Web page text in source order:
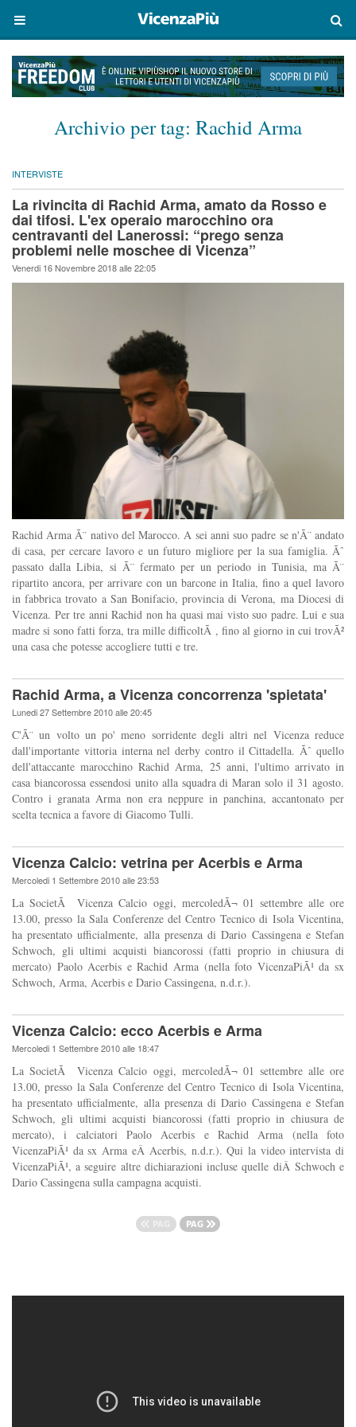
Archivio per tag: Rachid Arma
INTERVISTE
La rivincita di Rachid Arma, amato da Rosso e
dai tifosi. L'ex operaio marocchino ora
centravanti del Lanerossi: “prego senza
problemi nelle moschee di Vicenza”
Venerdi 16 Novembre 2018 alle 22:05
Rachid Arma Ã¨ nativo del Marocco. A sei anni suo padre se n'Ã¨ andato
di casa, per cercare lavoro e un futuro migliore per la sua famiglia. Ãˆ
passato dalla Libia, si Ã¨ fermato per un periodo in Tunisia, ma Ã¨
ripartito ancora, per arrivare con un barcone in Italia, fino a quel lavoro
in fabbrica trovato a San Bonifacio, provincia di Verona, ma Diocesi di
Vicenza. Per tre anni Rachid non ha quasi mai visto suo padre. Lui e sua
madre si sono fatti forza, tra mille difficoltÃ , fino al giorno in cui trovÃ²
una casa che potesse accogliere tutti e tre.
Rachid Arma, a Vicenza concorrenza 'spietata'
Lunedi 27 Settembre 2010 alle 20:45
C'Ã¨ un volto un po' meno sorridente degli altri nel Vicenza reduce
dall'importante vittoria interna nel derby contro il Cittadella. Ãˆ quello
dell'attaccante marocchino Rachid Arma, 25 anni, l'ultimo arrivato in
casa biancorossa essendosi unito alla squadra di Maran solo il 31 agosto.
Contro i granata Arma non era neppure in panchina, accantonato per
scelta tecnica a favore di Giacomo Tulli.
Vicenza Calcio: vetrina per Acerbis e Arma
Mercoledi 1 Settembre 2010 alle 23:53
La SocietÃ Vicenza Calcio oggi, mercoledÃ¬ 01 settembre alle ore
13.00, presso la Sala Conferenze del Centro Tecnico di Isola Vicentina,
ha presentato ufficialmente, alla presenza di Dario Cassingena e Stefan
Schwoch, gli ultimi acquisti biancorossi (fatti proprio in chiusura di
mercato) Paolo Acerbis e Rachid Arma (nella foto VicenzaPiÃ¹ da sx
Schwoch, Arma, Acerbis e Dario Cassingena, n.d.r.).
Vicenza Calcio: ecco Acerbis e Arma
Mercoledi 1 Settembre 2010 alle 18:47
La SocietÃ Vicenza Calcio oggi, mercoledÃ¬ 01 settembre alle ore
13.00, presso la Sala Conferenze del Centro Tecnico di Isola Vicentina,
ha presentato ufficialmente, alla presenza di Dario Cassingena e Stefan
Schwoch, gli ultimi acquisti biancorossi (fatti proprio in chiusura de
mercato), i calciatori Paolo Acerbis e Rachid Arma (nella foto
VicenzaPiÃ¹ da sx Arma eÂ Acerbis, n.d.r.). Qui la video intervista di
VicenzaPiÃ¹, a seguire altre dichiarazioni incluse quelle diÂ Schwoch e
Dario Cassingena sulla campagna acquisti.